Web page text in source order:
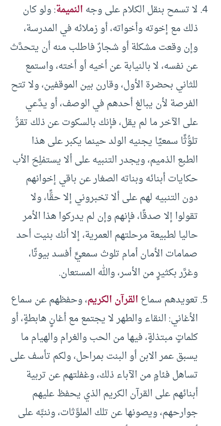
لا تسمح بنقل الكلام على وجهالنميمة: ولو كان
ذلك مع إخوته وأخواته، أو زملائه في المدرسة،
وإن وقعت مشكلة أو شجارٌ فاطلب منه أن يتحدَّث
عن نفسه، لا بالنيابة عن أخيه أو أخته، واستمع
للثاني بحضرة الأول، وقارن بين الموقفين، ولا تتح
الفرصة لأن يبالغ أحدهم في الوصف، أو يدَّعي
على الآخر ما لم يقل، فإنك بالسكوت عن ذلك تقرُّ
تلوُّثًا سمعيًا يجنيه الولد حينما يكبر على هذا
الطبع الذميم، ويجدر التنبيه على ألا يستمْلِحَ الأب
حكايات أبنائه وبناته الصغار عن باقي إخوانهم
دون التنبيه لهم على ألا تخبروني إلا حقًّا، ولا
تقولوا إلا صدقًا، فإنهم وإن لم يدركوا هذا الأمر
حاليا لطبيعة مرحلتهم العمرية، إلا أنك بنيت أحد
صمامات الأمان أمام تلوث سمعيٍّ أفسد بيوتًا،
وغرَّر بكثيرٍ من الأسر، والله المستعان.
تعويدهم سماعالقرآن الكريم، وحفظهم عن سماع
الأغاني: النقاء والطهر لا يجتمع مع أغانٍ هابطةٍ، أو
كلماتٍ مبتذلةٍ، فيها من الحب والغرام والهيام ما
يسبق عمر الابن أو البنت بمراحل، ولكم تأسف على
تساهل فئامٍ من الآباء ذلك، وغفلتهم عن تربية
أبنائهم على القرآن الكريم الذي يحفظ عليهم
جوارحهم، ويصونها عن تلك الملوِّثات، وننبِّه على